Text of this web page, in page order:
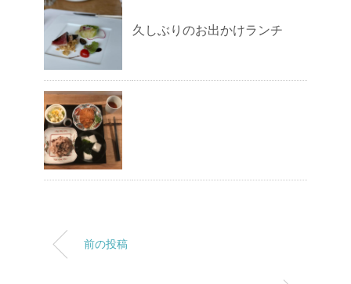
久しぶりのお出かけランチ
前の投稿